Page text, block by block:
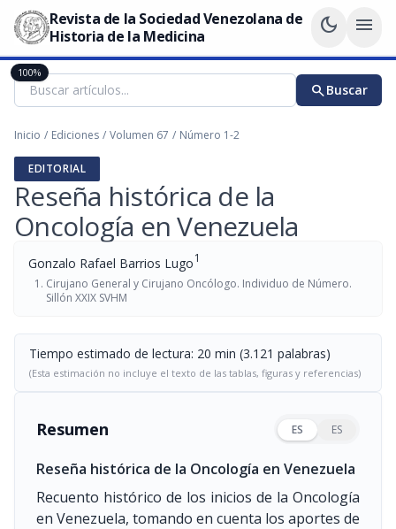
Revista de la Sociedad Venezolana de
Historia de la Medicina
dark_mode menu
searchBuscar
Inicio / Ediciones / Volumen 67 / Número 1-2
EDITORIAL
Reseña histórica de la
Oncología en Venezuela
Gonzalo Rafael Barrios Lugo1
Cirujano General y Cirujano Oncólogo. Individuo de Número.
Sillón XXIX SVHM
Tiempo estimado de lectura: 20 min (3.121 palabras)
(Esta estimación no incluye el texto de las tablas, figuras y referencias)
Resumen ES ES
Reseña histórica de la Oncología en Venezuela
Recuento histórico de los inicios de la Oncología
en Venezuela, tomando en cuenta los aportes de
100%